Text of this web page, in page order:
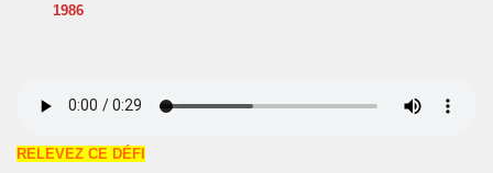
1986
RELEVEZ CE DÉFI